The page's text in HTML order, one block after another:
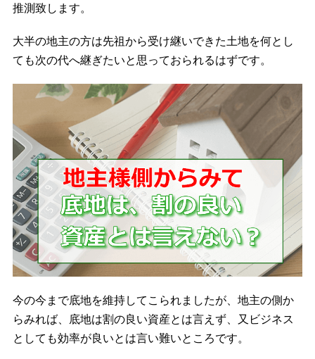
推測致します。
大半の地主の方は先祖から受け継いできた土地を何とし
ても次の代へ継ぎたいと思っておられるはずです。
今の今まで底地を維持してこられましたが、地主の側か
らみれば、底地は割の良い資産とは言えず、又ビジネス
としても効率が良いとは言い難いところです。